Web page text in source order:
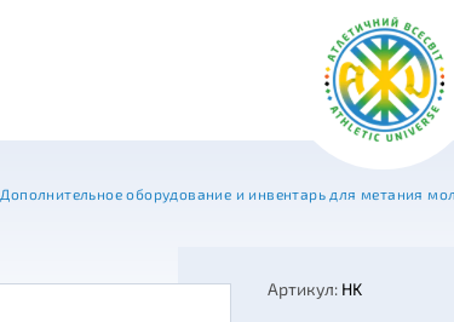
Дополнительное оборудование и инвентарь для метания
Артикул: HK